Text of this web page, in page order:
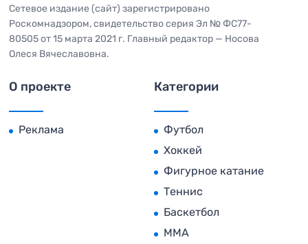
Сетевое издание (сайт) зарегистрировано
Роскомнадзором, свидетельство серия Эл № ФС77-
80505 от 15 марта 2021 г. Главный редактор — Носова
Олеся Вячеславовна.
О проекте
Реклама
Категории
Футбол
Хоккей
Фигурное катание
Теннис
Баскетбол
MMA